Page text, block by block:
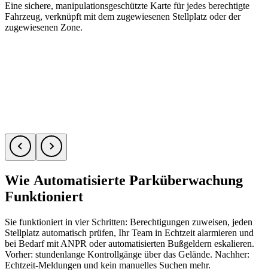
Eine sichere, manipulationsgeschützte Karte für jedes berechtigte
Fahrzeug, verknüpft mit dem zugewiesenen Stellplatz oder der
zugewiesenen Zone.
Wie Automatisierte Parküberwachung
Funktioniert
Sie funktioniert in vier Schritten: Berechtigungen zuweisen, jeden
Stellplatz automatisch prüfen, Ihr Team in Echtzeit alarmieren und
bei Bedarf mit ANPR oder automatisierten Bußgeldern eskalieren.
Vorher: stundenlange Kontrollgänge über das Gelände. Nachher:
Echtzeit-Meldungen und kein manuelles Suchen mehr.